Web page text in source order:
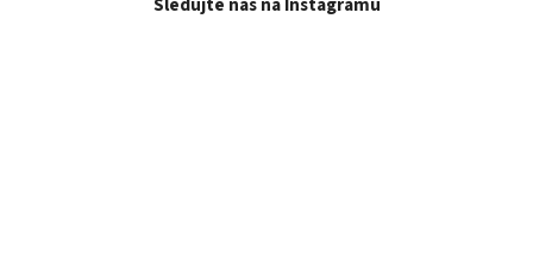
Sledujte nás na Instagramu